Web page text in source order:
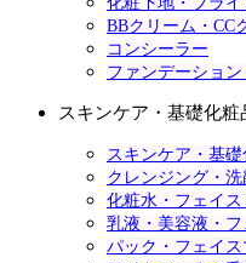
BBクリーム・CC
コンシーラー
ファンデーショ
スキンケア・基礎化粧
スキンケア・基
クレンジング・洗
化粧水・フェイ
乳液・美容液・
パック・フェイス